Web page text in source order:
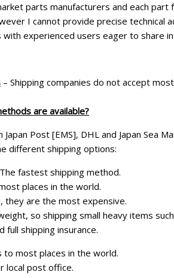
parts manufacturers and each
I cannot provide precise technical
experienced users eager to share
– Shipping companies do not accept
are available?
Post [EMS], DHL and Japan Sea
different shipping options:
fastest shipping method.
places in the world.
they are the most expensive.
so shipping small heavy items
full shipping insurance.
to most places in the world.
local post office.